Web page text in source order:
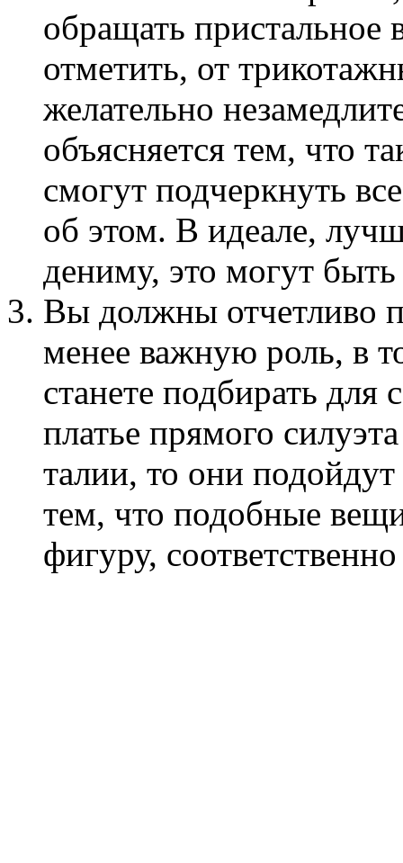
обращать пристальное
отметить, от
желательно
объясняется тем, что
смогут подчеркнуть
об этом. В идеале,
дениму, это могут
Вы должны отчетливо
менее важную роль, в
станете подбирать для
платье прямого
талии, то они
тем, что подобные
фигуру,